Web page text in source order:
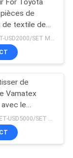
For Toyota
de
de textile de
de panneauUSD500/SET-USD2000/SET MOQ:1set
de
Vamatex
le
Electronic
ratière de